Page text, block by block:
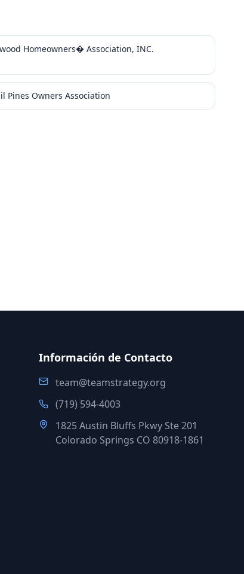
Homeowners� Association, INC.
Pines Owners Association
Información de Contacto
team@teamstrategy.org
(719) 594-4003
1825 Austin Bluffs Pkwy Ste 201
Colorado Springs CO 80918-1861